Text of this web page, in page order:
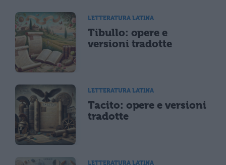
LETTERATURA LATINA
Tibullo: opere e
versioni tradotte
LETTERATURA LATINA
Tacito: opere e versioni
tradotte
LETTERATURA LATINA